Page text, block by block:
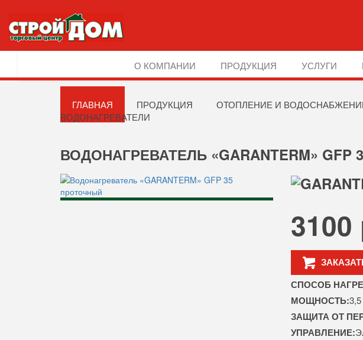
О КОМПАНИИ ПРОДУКЦИЯ УСЛУГИ
ГЛАВНАЯ ПРОДУКЦИЯ ОТОПЛЕНИЕ И
ВОДОНАГРЕВАТЕЛИ
ВОДОНАГРЕВАТЕЛЬ «GARANTERM»
3100
СПОСОБ
МОЩНОСТЬ:
ЗАЩИТА ОТ
УПРАВЛЕНИЕ: